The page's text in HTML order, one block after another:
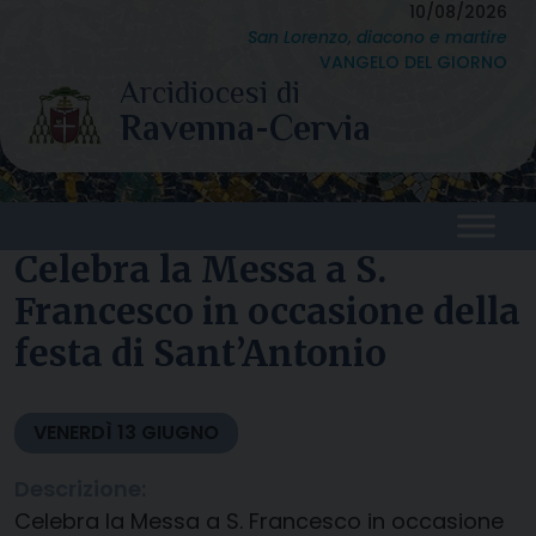
content
10/08/2026
San Lorenzo, diacono e martire
VANGELO DEL GIORNO
Celebra la Messa a S.
Francesco in occasione della
festa di Sant’Antonio
VENERDÌ 13 GIUGNO
Celebra la Messa a S. Francesco in occasione